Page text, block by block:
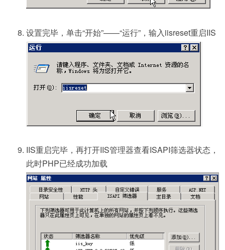
设置完毕，单击“开始”——“运行”，输入iisreset重启IIS
IIS重启完毕，再打开IIS管理器查看ISAPI筛选器状态，
此时PHP已经成功加载